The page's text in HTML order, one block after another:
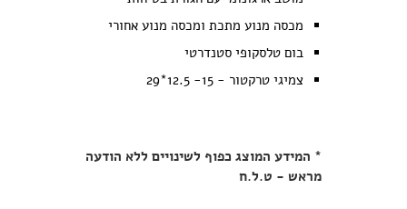
מכסה מנוע מתכת ומכסה מנוע אחורי
בום טלסקופי סטנדרטי
צמיגי טרקטור - 15- 12.5*29
* המידע המוצג כפוף לשינויים ללא הודעה
מראש - ט.ל.ח